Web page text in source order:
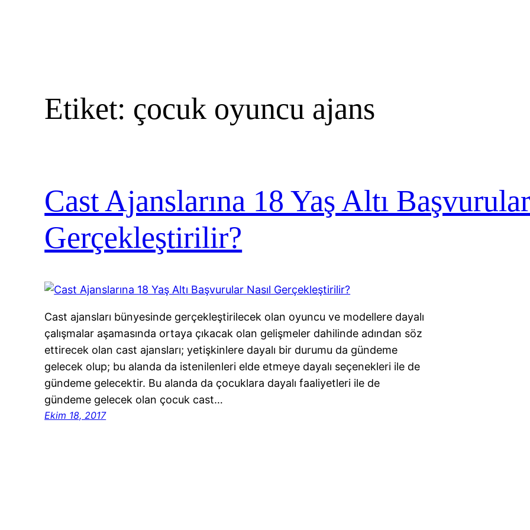
Etiket: çocuk oyuncu ajans
Cast Ajanslarına 18 Yaş Altı
Gerçekleştirilir?
Cast ajansları bünyesinde gerçekleştirilecek olan oyuncu ve modellere dayalı
çalışmalar aşamasında ortaya çıkacak olan gelişmeler dahilinde adından söz
ettirecek olan cast ajansları; yetişkinlere dayalı bir durumu da gündeme
gelecek olup; bu alanda da istenilenleri elde etmeye dayalı seçenekleri ile de
gündeme gelecektir. Bu alanda da çocuklara dayalı faaliyetleri ile de
gündeme gelecek olan çocuk cast…
Ekim 18, 2017